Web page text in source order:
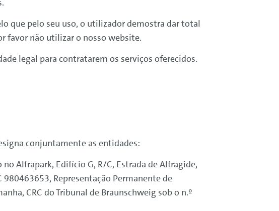
.
que pelo seu uso, o utilizador demostra dar total
favor não utilizar o nosso website.
legal para contratarem os serviços oferecidos.
conjuntamente as entidades:
Alfrapark, Edifício G, R/C, Estrada de Alfragide,
Representação Permanente de
CRC do Tribunal de Braunschweig sob o n.º